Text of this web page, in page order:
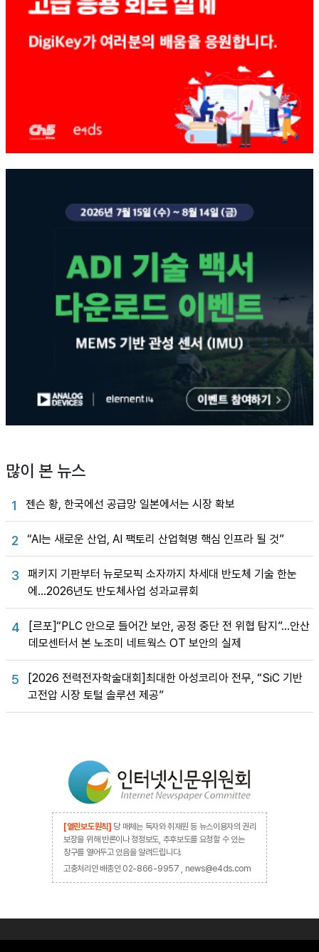
많이 본 뉴스
1 젠슨 황, 한국에선 공급망 일본에서는 시장 확보
2 “AI는 새로운 산업, AI 팩토리 산업혁명 핵심 인프라 될 것”
3
패키지 기판부터 뉴로모픽 소자까지 차세대 반도체 기술 한눈
에…2026년도 반도체사업 성과교류회
4
[르포]“PLC 안으로 들어간 보안, 공정 중단 전 위협 탐지”…안산
데모센터서 본 노조미 네트웍스 OT 보안의 실제
5
[2026 전력전자학술대회]최대한 아성코리아 전무, “SiC 기반
고전압 시장 토털 솔루션 제공”
[열린보도원칙] 당 매체는 독자와 취재원 등 뉴스이용자의 권리
보장을 위해 반론이나 정정보도, 추후보도를 요청할 수 있는
창구를 열어두고 있음을 알려드립니다.
고충처리인 배종인 02-866-9957 , news@e4ds.com